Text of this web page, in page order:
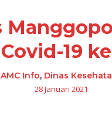
19
AMC Info, Dinas
28 Januari 2021